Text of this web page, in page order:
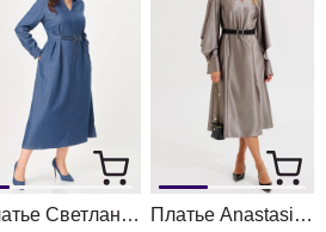
Платье Светлана-Стиль 2363 Платье Anastasia 1326-1 коричнево-серый